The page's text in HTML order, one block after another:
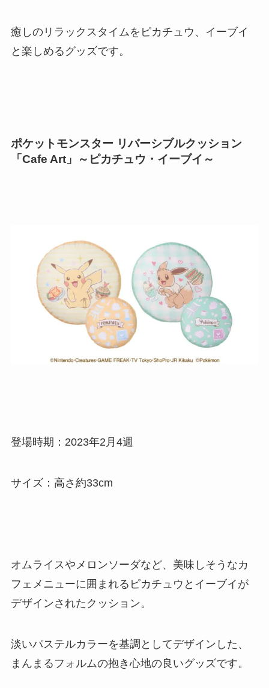
癒しのリラックスタイムをピカチュウ、イーブイ
と楽しめるグッズです。
ポケットモンスター リバーシブルクッション
「Cafe Art」～ピカチュウ・イーブイ～
登場時期：2023年2月4週
サイズ：高さ約33cm
オムライスやメロンソーダなど、美味しそうなカ
フェメニューに囲まれるピカチュウとイーブイが
デザインされたクッション。
淡いパステルカラーを基調としてデザインした、
まんまるフォルムの抱き心地の良いグッズです。